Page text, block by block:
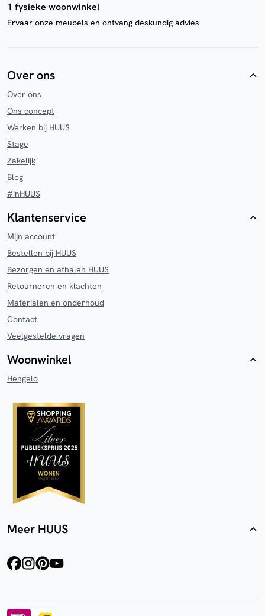
1 fysieke woonwinkel
Ervaar onze meubels en ontvang deskundig advies
Over ons
Over ons
Ons concept
Werken bij HUUS
Stage
Zakelijk
Blog
#inHUUS
Klantenservice
Mijn account
Bestellen bij HUUS
Bezorgen en afhalen HUUS
Retourneren en klachten
Materialen en onderhoud
Contact
Veelgestelde vragen
Woonwinkel
Hengelo
Meer HUUS
facebookinstagram
pinterest
youtube